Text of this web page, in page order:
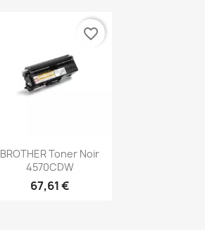
Aperçu rapide
BROTHER Toner Noir
4570CDW
67,61 €
favorite_border